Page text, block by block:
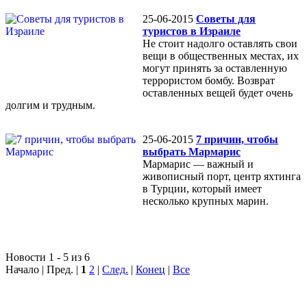
25-06-2015 Советы для
туристов в Израиле
Не стоит надолго оставлять свои
вещи в общественных местах, их
могут принять за оставленную
террористом бомбу. Возврат
оставленных вещей будет очень
долгим и трудным.
25-06-2015 7 причин, чтобы
выбрать Мармарис
Мармарис — важный и
живописный порт, центр яхтинга
в Турции, который имеет
несколько крупных марин.
Новости 1 - 5 из 6
Начало | Пред. | 1 2 | След. | Конец | Все